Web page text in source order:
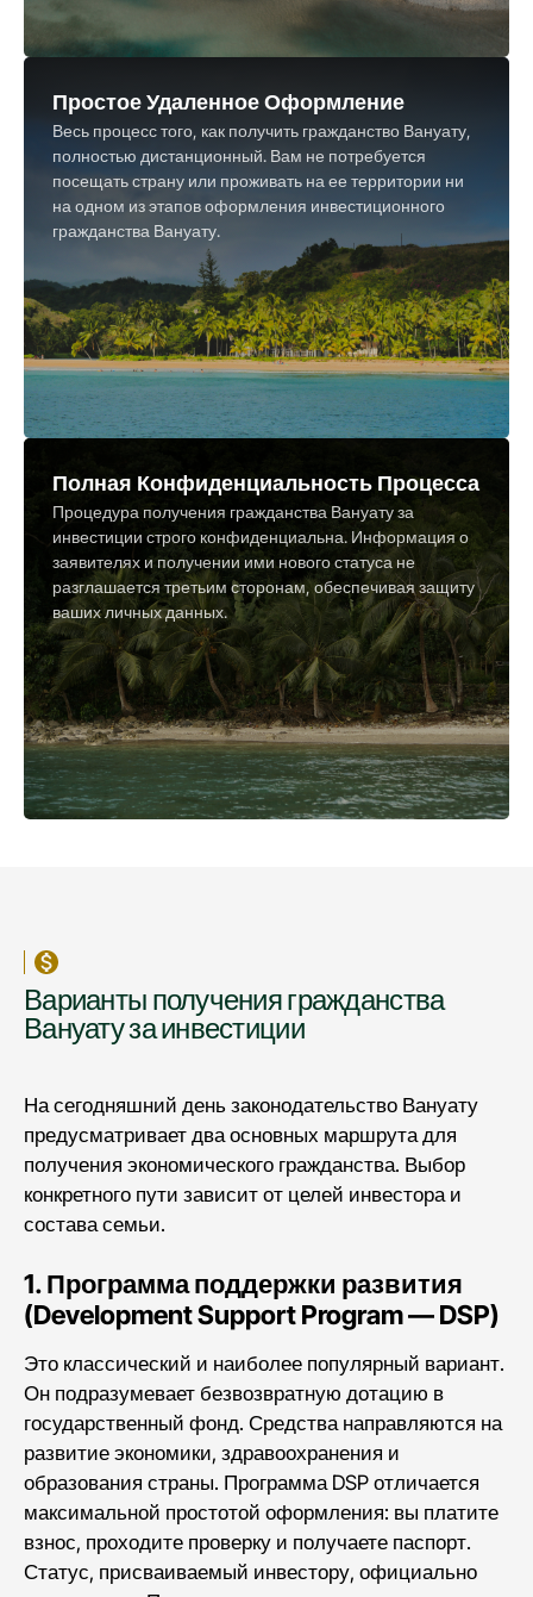
Простое Удаленное Оформление
Весь процесс того, как получить гражданство Вануату,
полностью дистанционный. Вам не потребуется
посещать страну или проживать на ее территории ни
на одном из этапов оформления инвестиционного
гражданства Вануату.
Полная Конфиденциальность Процесса
Процедура получения гражданства Вануату за
инвестиции строго конфиденциальна. Информация о
заявителях и получении ими нового статуса не
разглашается третьим сторонам, обеспечивая защиту
ваших личных данных.
Варианты получения гражданства
Вануату за инвестиции
На сегодняшний день законодательство Вануату
предусматривает два основных маршрута для
получения экономического гражданства. Выбор
конкретного пути зависит от целей инвестора и
состава семьи.
1. Программа поддержки развития
(Development Support Program — DSP)
Это классический и наиболее популярный вариант.
Он подразумевает безвозвратную дотацию в
государственный фонд. Средства направляются на
развитие экономики, здравоохранения и
образования страны. Программа DSP отличается
максимальной простотой оформления: вы платите
взнос, проходите проверку и получаете паспорт.
Статус, присваиваемый инвестору, официально